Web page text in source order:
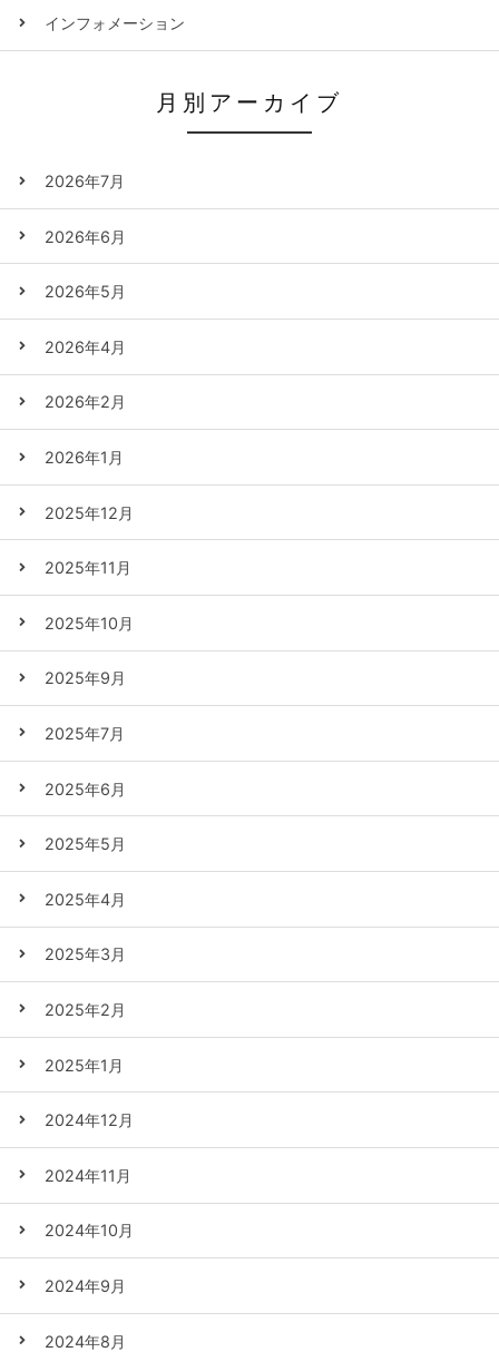
インフォメーション
月別アーカイブ
2026年7月
2026年6月
2026年5月
2026年4月
2026年2月
2026年1月
2025年12月
2025年11月
2025年10月
2025年9月
2025年7月
2025年6月
2025年5月
2025年4月
2025年3月
2025年2月
2025年1月
2024年12月
2024年11月
2024年10月
2024年9月
2024年8月